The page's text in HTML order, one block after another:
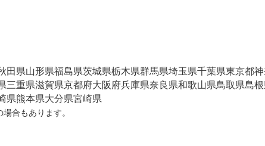
田県山形県福島県茨城県栃木県群馬県埼玉県千葉県東京都
三重県滋賀県京都府大阪府兵庫県奈良県和歌山県鳥取県島
県熊本県大分県宮崎県
合もあります。